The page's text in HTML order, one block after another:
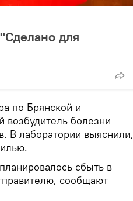
для
по Брянской и
возбудитель болезни
В лаборатории выяснили,
сбыть в
сообщают